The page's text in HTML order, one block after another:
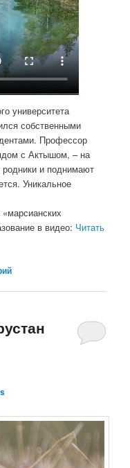
университета
собственными
Профессор
с Актышом, – на
и поднимают
Уникальное
в видео: Читать